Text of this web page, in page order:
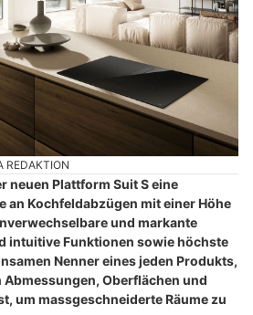
REDAKTION
neuen Plattform Suit S eine
an Kochfeldabzügen mit einer Höhe
und markante
intuitive Funktionen sowie höchste
Nenner eines jeden Produkts,
Abmessungen, Oberflächen und
um massgeschneiderte Räume zu